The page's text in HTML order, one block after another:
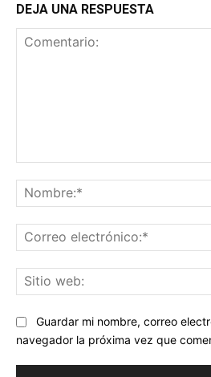
DEJA UNA RESPUESTA
Guardar mi nombre, correo
navegador la próxima vez que